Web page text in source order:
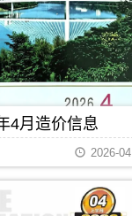
4月造价信息
2026-04